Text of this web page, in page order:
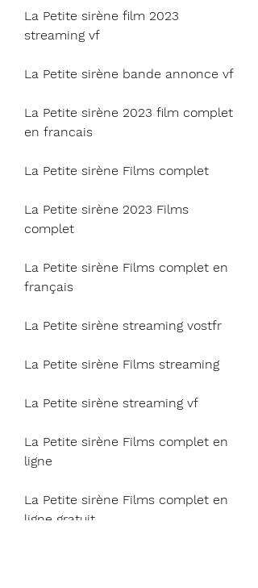
La Petite sirène film 2023
streaming vf
La Petite sirène bande annonce vf
La Petite sirène 2023 film complet
en francais
La Petite sirène Films complet
La Petite sirène 2023 Films
complet
La Petite sirène Films complet en
français
La Petite sirène streaming vostfr
La Petite sirène Films streaming
La Petite sirène streaming vf
La Petite sirène Films complet en
ligne
La Petite sirène Films complet en
ligne gratuit